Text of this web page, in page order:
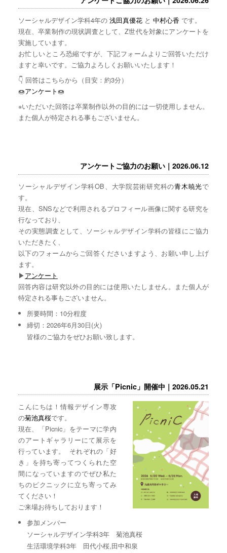
ソーシャルデザイン学科4年の 浅田真優花と 中村心香 です。
現在、卒業制作の現状調査として、Z世代を対象にアンケートを
実施しています。
お忙しいところ恐縮ですが、下記フォームよりご回答いただけ
ますと幸いです。ご協力よろしくお願いいたします！
👇 回答はこちらから（目安：約3分）
🍩アンケート🍩
※いただいた回答は卒業制作以外の目的には一切使用しません。
また個人が特定される事もございません。
アンケートご協力のお願い｜2026.06.12
ソーシャルデザイン学科OB、大学院芸術研究科の青木暁光で
す。
現在、SNSなどで利用されるプロフィール画像に関する研究を
行なっており、
その実態調査として、ソーシャルデザイン学科の皆様にご協力
いただきたく、
以下のフォームからご回答くださいますよう、お願い申し上げ
ます。
▶︎アンケート
回答内容は研究以外の目的には使用いたしません。また個人が
特定される事もございません。
所要時間：10分程度
締切：2026年6月30日(火)
皆様のご協力をぜひお願い致します。
展示「Picnic」開催中｜2026.05.21
こんにちは！情報デザイン専攻
の菊池真桜です。
現在、「Picnic」をテーマに学内
のアートギャラリーにて展示を
行っています。 それぞれの「好
き」を持ち寄ってつくられた空
間になっていますのでぜひ私た
ちのピクニックに立ち寄ってみ
てください！
ご来場お待ちしております！
参加メンバー
ソーシャルデザイン学科3年 菊池真桜
生活環境学科3年 田代小桜,田中和泉